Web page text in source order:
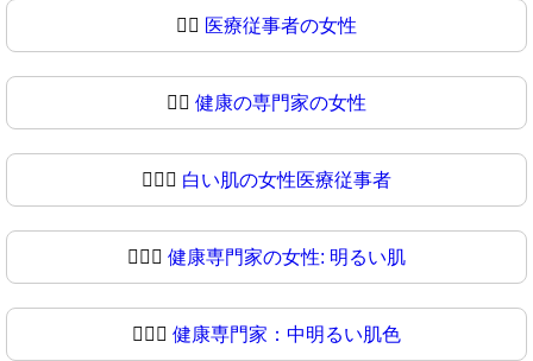
👩‍⚕️ 医療従事者の女性
👩‍⚕ 健康の専門家の女性
👩🏻‍⚕️ 白い肌の女性医療従事者
👩🏻‍⚕ 健康専門家の女性: 明るい肌
👩🏼‍⚕️ 健康専門家：中明るい肌色